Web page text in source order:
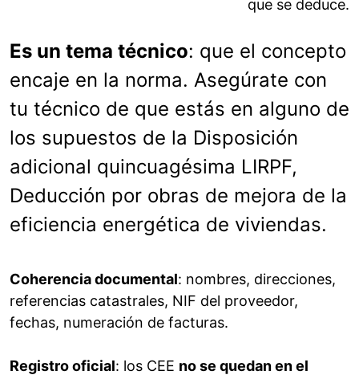
que se deduce.
Es un tema técnico: que el concepto
encaje en la norma. Asegúrate con
tu técnico de que estás en alguno de
los supuestos de la Disposición
adicional quincuagésima LIRPF,
Deducción por obras de mejora de la
eficiencia energética de viviendas.
Coherencia documental: nombres, direcciones,
referencias catastrales, NIF del proveedor,
fechas, numeración de facturas.
Registro oficial: los CEE no se quedan en el